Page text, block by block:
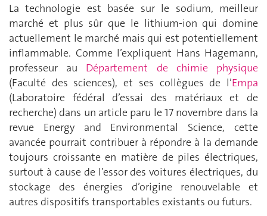
La technologie est basée sur le sodium, meilleur
marché et plus sûr que le lithium-ion qui domine
actuellement le marché mais qui est potentiellement
inflammable. Comme l’expliquent Hans Hagemann,
professeur au Département de chimie physique
(Faculté des sciences), et ses collègues de l’Empa
(Laboratoire fédéral d’essai des matériaux et de
recherche) dans un article paru le 17 novembre dans la
revue Energy and Environmental Science, cette
avancée pourrait contribuer à répondre à la demande
toujours croissante en matière de piles électriques,
surtout à cause de l’essor des voitures électriques, du
stockage des énergies d’origine renouvelable et
autres dispositifs transportables existants ou futurs.